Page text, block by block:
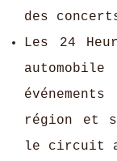
des
Les 24
région et
le circuit